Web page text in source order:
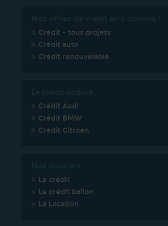
Crédit - tous projets
Crédit auto
Crédit renouvelable
Crédit Audi
Crédit BMW
Crédit Citroen
Le crédit
Le crédit ballon
La Location